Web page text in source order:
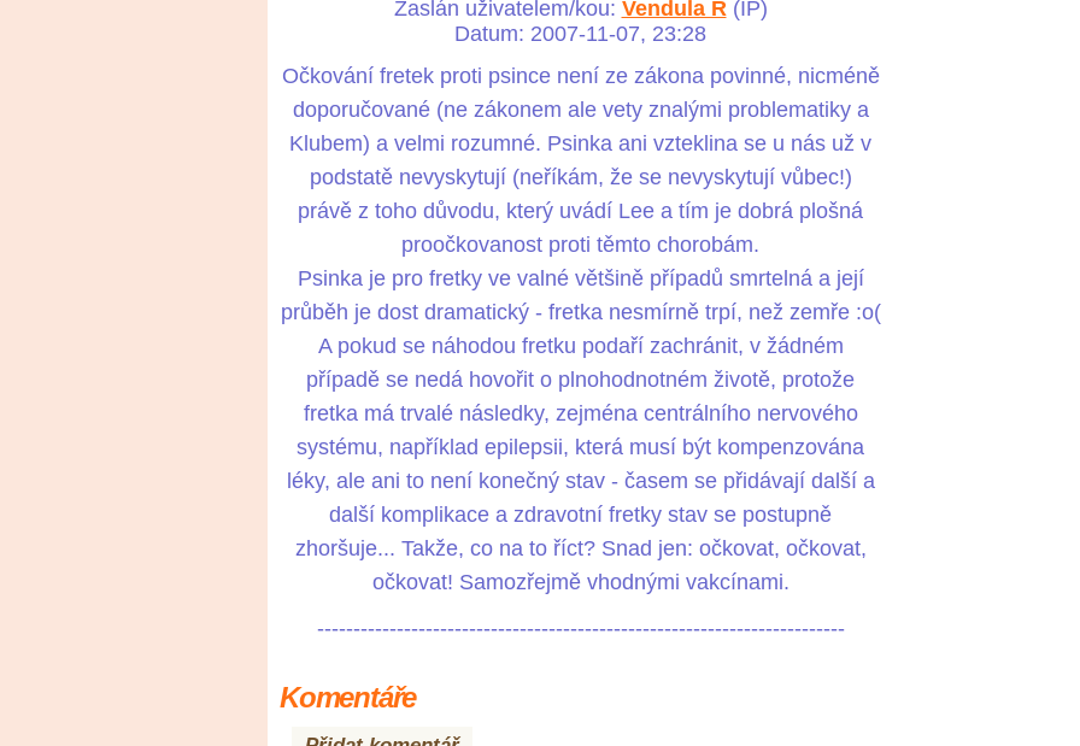
Zaslán uživatelem/kou: Vendula R(IP)
Datum: 2007-11-07, 23:28
Očkování fretek proti psince není ze zákona povinné, nicméně
doporučované (ne zákonem ale vety znalými problematiky a
Klubem) a velmi rozumné. Psinka ani vzteklina se u nás už v
podstatě nevyskytují (neříkám, že se nevyskytují vůbec!)
právě z toho důvodu, který uvádí Lee a tím je dobrá plošná
proočkovanost proti těmto chorobám.
Psinka je pro fretky ve valné většině případů smrtelná a její
průběh je dost dramatický - fretka nesmírně trpí, než zemře :o(
A pokud se náhodou fretku podaří zachránit, v žádném
případě se nedá hovořit o plnohodnotném životě, protože
fretka má trvalé následky, zejména centrálního nervového
systému, například epilepsii, která musí být kompenzována
léky, ale ani to není konečný stav - časem se přidávají další a
další komplikace a zdravotní fretky stav se postupně
zhoršuje... Takže, co na to říct? Snad jen: očkovat, očkovat,
očkovat! Samozřejmě vhodnými vakcínami.
-------------------------------------------------------------------------
Komentáře